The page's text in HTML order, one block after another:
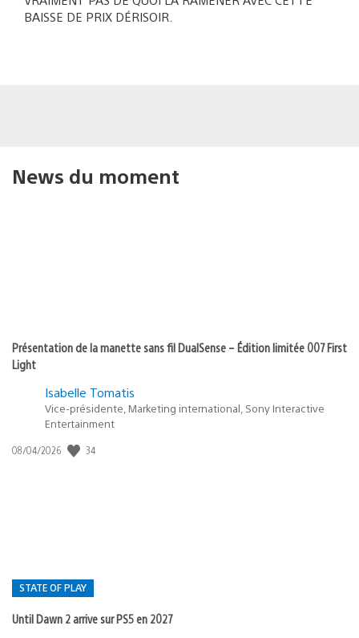
BAISSE DE PRIX DÉRISOIR.
News du moment
Présentation de la manette sans fil DualSense – Édition limitée 007 First
Light
Isabelle Tomatis
Vice-présidente, Marketing international, Sony Interactive
Entertainment
Date
08/04/2026 34
STATE OF PLAY
Until Dawn 2 arrive sur PS5 en 2027